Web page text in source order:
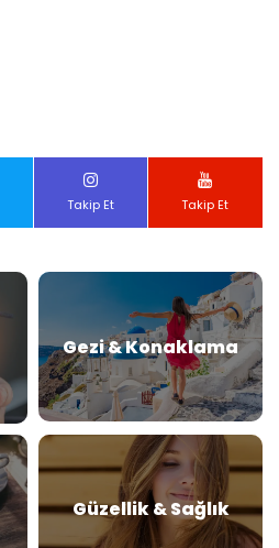
Takip Et Takip Et
Gezi & Konaklama
Güzellik & Sağlık